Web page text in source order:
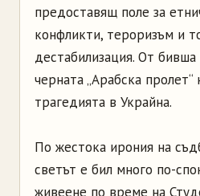
предоставящ поле за
конфликти, тероризъм и
дестабилизация. От
черната „Арабска
трагедията в Украйна.
По жестока ирония на
светът е бил много по-
живеене по време на